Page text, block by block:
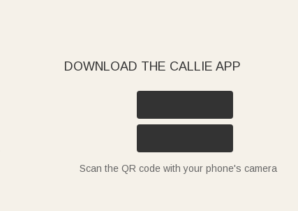
DOWNLOAD THE CALLIE APP
Scan the QR code with your phone's camera